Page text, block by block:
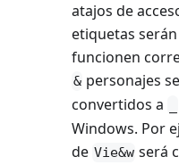
atajos de
etiquetas
funcionen
& personajes
convertidos a
Windows. Por
de Vie&w será